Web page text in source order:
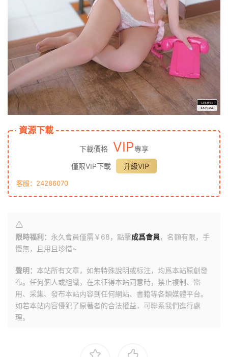
資源下載
下載價格 VIP專享
僅限VIP下載
升級VIP
客服：24286070
限時福利： 永久會員僅需￥68，點擊成爲會員，名額有限，手
慢無，且用且珍惜~
聲明： 本站所有文章，如無特殊說明或标注，均爲本站原創發
布。任何個人或組織，在未征得本站同意時，禁止複制、盜
用、采集、發布本站内容到任何網站、書籍等各類媒體平台。
如若本站内容侵犯了原著者的合法權益，可聯系我們進行處
理。